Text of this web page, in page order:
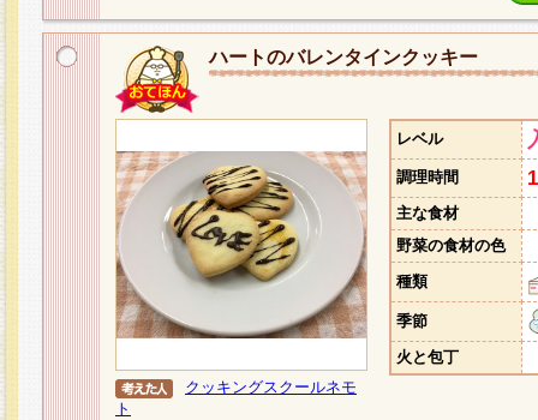
ハートのバレンタインクッキー
クッキングスクールネモ
ト
レベル
調理時間
主な食材
野菜の食材の色
種類
季節
火と包丁